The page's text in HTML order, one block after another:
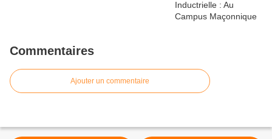
Commentaires
Ajouter un commentaire